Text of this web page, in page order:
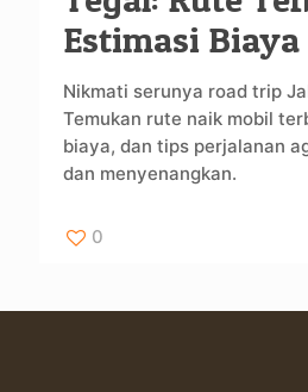
Estimasi Biaya
Nikmati serunya road trip
Temukan rute naik mobil
biaya, dan tips perjalanan
dan menyenangkan.
0